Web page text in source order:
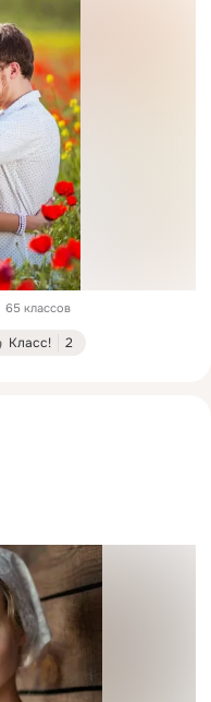
65 классов
Класс! 2